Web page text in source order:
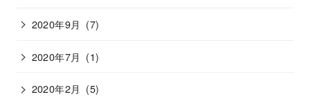
2020年9月 (7)
2020年7月 (1)
2020年2月 (5)